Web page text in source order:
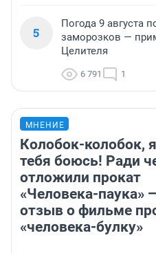
5
Погода 9 августа
заморозков —
Целителя
6 791 1
МНЕНИЕ
Колобок-колобок, я
тебя боюсь! Ради
отложили прокат
«Человека-паука»
отзыв о фильме
«человека-булку»